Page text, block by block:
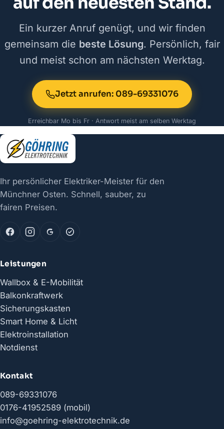
Ein kurzer Anruf genügt, und wir finden
gemeinsam die beste Lösung. Persönlich, fair
und meist schon am nächsten Werktag.
Jetzt anrufen: 089-69331076
Erreichbar Mo bis Fr · Antwort meist am selben Werktag
Ihr persönlicher Elektriker-Meister für den
Münchner Osten. Schnell, sauber, zu
fairen Preisen.
Leistungen
Wallbox & E-Mobilität
Balkonkraftwerk
Sicherungskasten
Smart Home & Licht
Elektroinstallation
Notdienst
Kontakt
089-69331076
0176-41952589 (mobil)
info@goehring-elektrotechnik.de